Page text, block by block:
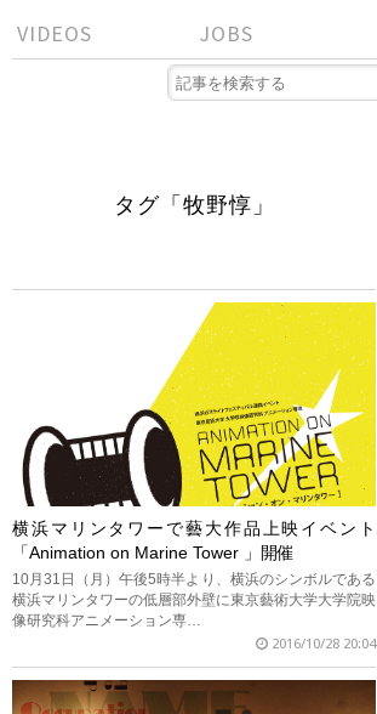
VIDEOS
JOBS
タグ「牧野惇」
横浜マリンタワーで藝大作品上映イベント
「Animation on Marine Tower 」開催
10月31日（月）午後5時半より、横浜のシンボルである
横浜マリンタワーの低層部外壁に東京藝術大学大学院映
像研究科アニメーション専…
2016/10/28 20:04